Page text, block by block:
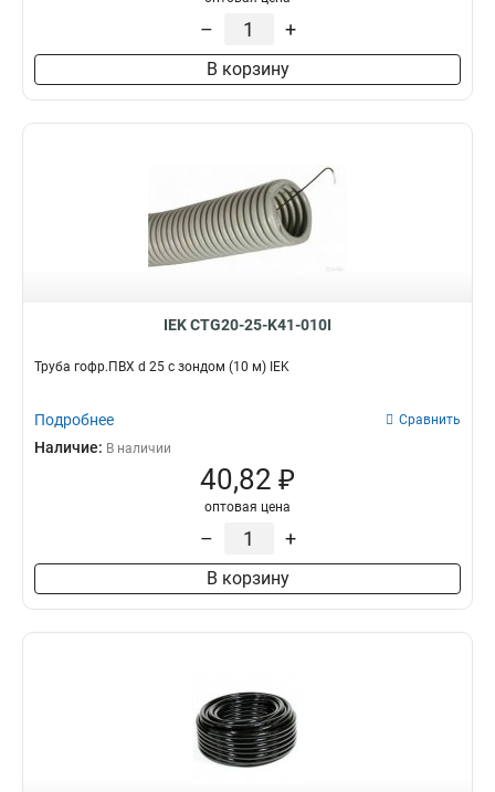
– +
В корзину
IEK CTG20-25-K41-010I
Труба гофр.ПВХ d 25 с зондом (10 м) IEK
Подробнее Сравнить
Наличие: В наличии
40,82 ₽
оптовая цена
– +
В корзину